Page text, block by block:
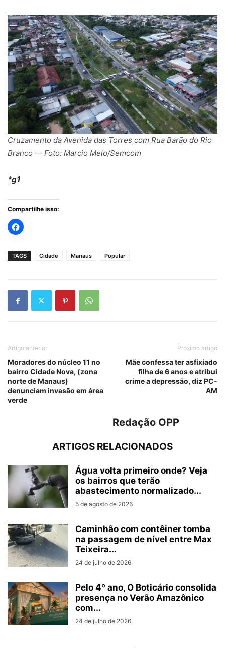
Cruzamento da Avenida das Torres com Rua Barão do Rio
Branco — Foto: Marcio Melo/Semcom
*g1
Compartilhe isso:
TAGS Cidade Manaus Popular
Artigo anterior
Moradores do núcleo 11 no
bairro Cidade Nova, (zona
norte de Manaus)
denunciam invasão em área
verde
Próximo artigo
Mãe confessa ter asfixiado
filha de 6 anos e atribui
crime a depressão, diz PC-
AM
Redação OPP
ARTIGOS RELACIONADOS
Água volta primeiro onde? Veja
os bairros que terão
abastecimento normalizado...
5 de agosto de 2026
Caminhão com contêiner tomba
na passagem de nível entre Max
Teixeira...
24 de julho de 2026
Pelo 4º ano, O Boticário consolida
presença no Verão Amazônico
com...
24 de julho de 2026